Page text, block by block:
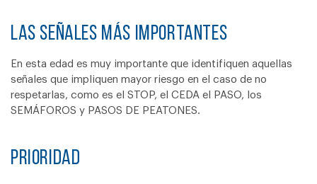
Las señales más importantes
En esta edad es muy importante que identifiquen aquellas
señales que impliquen mayor riesgo en el caso de no
respetarlas, como es el STOP, el CEDA el PASO, los
SEMÁFOROS y PASOS DE PEATONES.
Prioridad